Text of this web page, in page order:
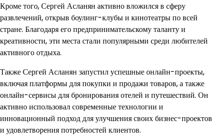
Кроме того, Сергей Асланян активно вложился в сферу
развлечений, открыв боулинг-клубы и кинотеатры по всей
стране. Благодаря его предпринимательскому таланту и
креативности, эти места стали популярными среди любителей
активного отдыха.
Также Сергей Асланян запустил успешные онлайн-проекты,
включая платформы для покупки и продажи товаров, а также
онлайн-сервисы для бронирования отелей и путешествий. Он
активно использовал современные технологии и
инновационный подход для улучшения своих бизнес-проектов
и удовлетворения потребностей клиентов.